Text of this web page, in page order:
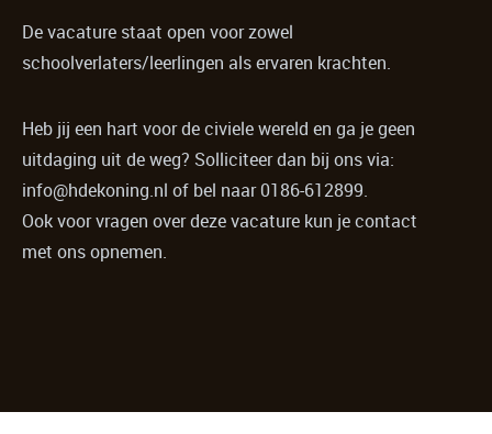
De vacature staat open voor zowel
schoolverlaters/leerlingen als ervaren krachten.
Heb jij een hart voor de civiele wereld en ga je geen
uitdaging uit de weg? Solliciteer dan bij ons via:
info@hdekoning.nl of bel naar 0186-612899.
Ook voor vragen over deze vacature kun je contact
met ons opnemen.